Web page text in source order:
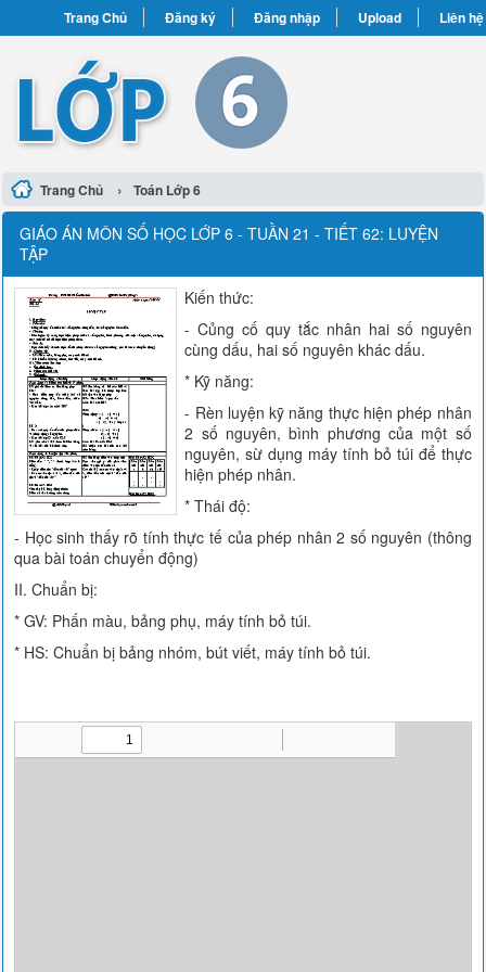
Trang Chủ Đăng ký Đăng nhập Upload Liên hệ
Trang Chủ › Toán Lớp 6
GIÁO ÁN MÔN SỐ HỌC LỚP 6 - TUẦN 21 - TIẾT 62: LUYỆN
TẬP
Kiến thức:
- Củng cố quy tắc nhân hai số nguyên
cùng dấu, hai số nguyên khác dấu.
* Kỹ năng:
- Rèn luyện kỹ năng thực hiện phép nhân
2 số nguyên, bình phương của một số
nguyên, sừ dụng máy tính bỏ túi để thực
hiện phép nhân.
* Thái độ:
- Học sinh thấy rõ tính thực tế của phép nhân 2 số nguyên (thông
qua bài toán chuyển động)
II. Chuẩn bị:
* GV: Phấn màu, bảng phụ, máy tính bỏ túi.
* HS: Chuẩn bị bảng nhóm, bút viết, máy tính bỏ túi.